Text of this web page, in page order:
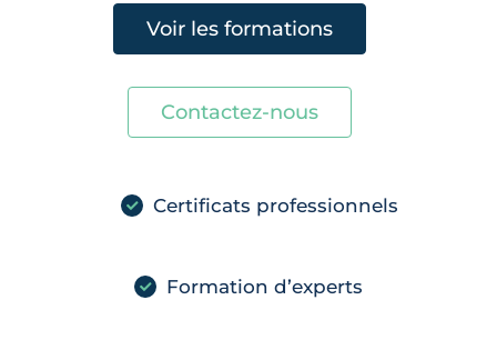
Voir les formations
Contactez-nous
Certificats professionnels
Formation d’experts